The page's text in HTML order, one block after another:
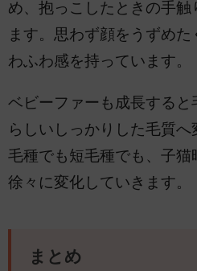
め、抱っこしたときの手
ます。思わず顔をうずめ
わふわ感を持っています。
ベビーファーも成長する
らしいしっかりした毛質
毛種でも短毛種でも、子猫
徐々に変化していきます。
まとめ